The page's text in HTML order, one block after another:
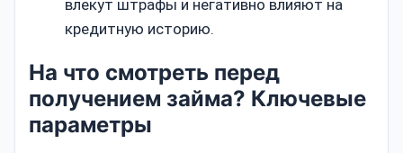
влекут штрафы и негативно влияют на
кредитную историю.
На что смотреть перед
получением займа? Ключевые
параметры